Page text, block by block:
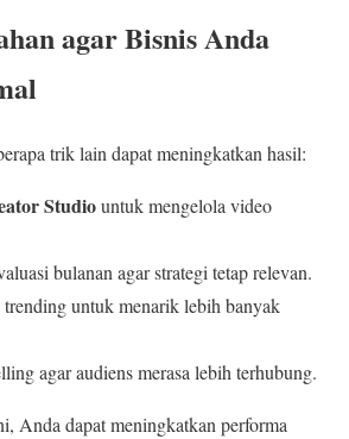
agar Bisnis Anda
trik lain dapat meningkatkan hasil:
Studiountuk mengelola video
bulanan agar strategi tetap relevan.
untuk menarik lebih banyak
agar audiens merasa lebih terhubung.
Anda dapat meningkatkan performa